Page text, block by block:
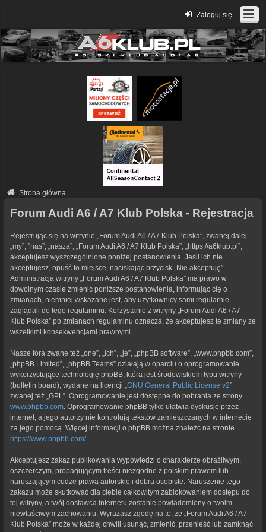
Zaloguj się
Strona główna
Forum Audi A6 / A7 Klub Polska - Rejestracja
Rejestrując się na witrynie „Forum Audi A6 / A7 Klub Polska”, zwanej dalej
„my”, ”nas”, „nasza”, „Forum Audi A6 / A7 Klub Polska”, „https://a6klub.pl”,
akceptujesz wyszczególnione poniżej postanowienia. Jeśli ich nie
akceptujesz, opuść to miejsce, naciskając przycisk „Nie akceptuję”.
Administracja witryny „Forum Audi A6 / A7 Klub Polska” ma prawo w
dowolnym czasie zmienić poniższe postanowienia, informując cię o
zmianach, niemniej wskazane jest, aby użytkownicy sami regularnie
zaglądali do tego regulaminu. Korzystanie z witryny „Forum Audi A6 / A7
Klub Polska” po zmianach regulaminu oznacza, że akceptujesz te zmiany ze
wszelkimi konsekwencjami prawnymi.
Nasze fora zwane też „one”, „ich”, „je”, „phpBB software”, „www.phpbb.com”,
„phpBB Limited”, „phpBB Teams” działają w oparciu o oprogramowanie
wykorzystujące technologię phpBB, która jest środowiskiem typu witryny
(bulletin board), wydane na licencji „ GNU General Public License v2”
zwanej też „GPL”. Oprogramowanie jest dostępne do pobrania ze strony
www.phpbb.com . Oprogramowanie phpBB tylko ułatwia dyskusje przez
internet, a jego autorzy nie kontrolują tekstów zamieszczanych w internecie
za jego pomocą. Więcej informacji o phpBB można znaleźć na stronie
https://www.phpbb.com/.
Akceptujesz zakaz publikowania wypowiedzi o charakterze obraźliwym,
oszczerczym, propagującym treści niezgodne z polskim prawem lub
naruszającym cudze prawa autorskie i dobra osobiste. Naruszenie tego
zakazu może skutkować dla ciebie całkowitym zablokowaniem dostępu do
tej witryny, a twój dostawca internetu zostanie powiadomiony o twoim
niewłaściwym zachowaniu. Wyrażasz zgodę na to, że „Forum Audi A6 / A7
Klub Polska” może w każdej chwili usunąć, zmienić, przenieść lub zamknąć